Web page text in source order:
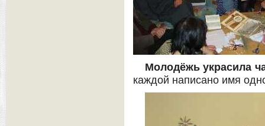
Молодёжь украсила
каждой написано имя